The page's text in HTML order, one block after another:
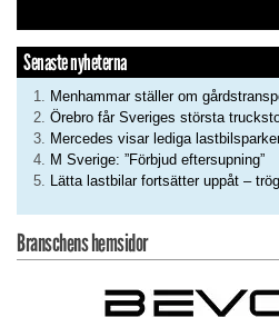
Senaste nyheterna
Menhammar ställer om
Örebro får Sveriges största
Mercedes visar lediga
M Sverige: ”Förbjud eftersupning”
Lätta lastbilar fortsätter uppåt –
Branschens hemsidor